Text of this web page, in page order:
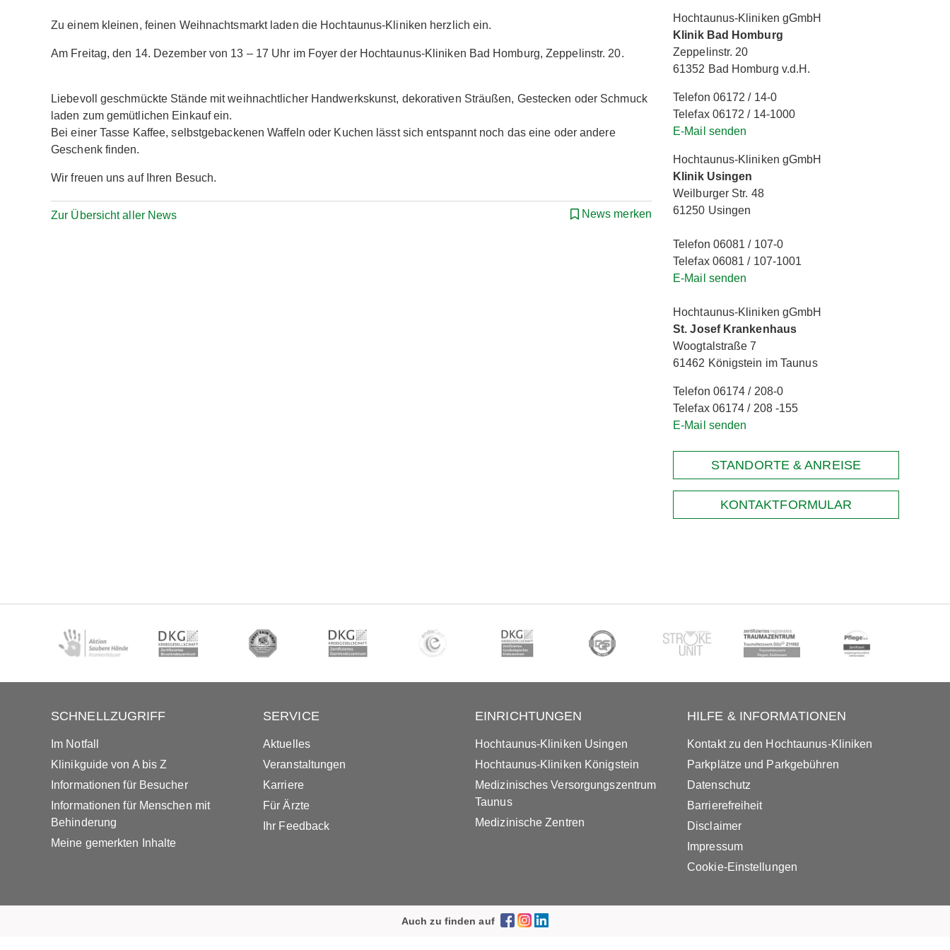
Zu einem kleinen, feinen Weihnachtsmarkt laden die Hochtaunus-Kliniken herzlich ein.
Am Freitag, den 14. Dezember von 13 – 17 Uhr im Foyer der Hochtaunus-Kliniken Bad Homburg, Zeppelinstr. 20.
Liebevoll geschmückte Stände mit weihnachtlicher Handwerkskunst, dekorativen Sträußen, Gestecken oder Schmuck
laden zum gemütlichen Einkauf ein.
Bei einer Tasse Kaffee, selbstgebackenen Waffeln oder Kuchen lässt sich entspannt noch das eine oder andere
Geschenk finden.
Wir freuen uns auf Ihren Besuch.
Zur Übersicht aller News News merken
Hochtaunus-Kliniken gGmbH
Klinik Bad Homburg
Zeppelinstr. 20
61352 Bad Homburg v.d.H.
Telefon 06172 / 14-0
Telefax 06172 / 14-1000
E-Mail senden
Hochtaunus-Kliniken gGmbH
Klinik Usingen
Weilburger Str. 48
61250 Usingen
Telefon 06081 / 107-0
Telefax 06081 / 107-1001
E-Mail senden
Hochtaunus-Kliniken gGmbH
St. Josef Krankenhaus
Woogtalstraße 7
61462 Königstein im Taunus
Telefon 06174 / 208-0
Telefax 06174 / 208 -155
E-Mail senden
STANDORTE & ANREISE
KONTAKTFORMULAR
SCHNELLZUGRIFF
Im Notfall
Klinikguide von A bis Z
Informationen für Besucher
Informationen für Menschen mit
Behinderung
Meine gemerkten Inhalte
SERVICE
Aktuelles
Veranstaltungen
Karriere
Für Ärzte
Ihr Feedback
EINRICHTUNGEN
Hochtaunus-Kliniken Usingen
Hochtaunus-Kliniken Königstein
Medizinisches Versorgungszentrum
Taunus
Medizinische Zentren
HILFE & INFORMATIONEN
Kontakt zu den Hochtaunus-Kliniken
Parkplätze und Parkgebühren
Datenschutz
Barrierefreiheit
Disclaimer
Impressum
Cookie-Einstellungen
Auch zu finden auf